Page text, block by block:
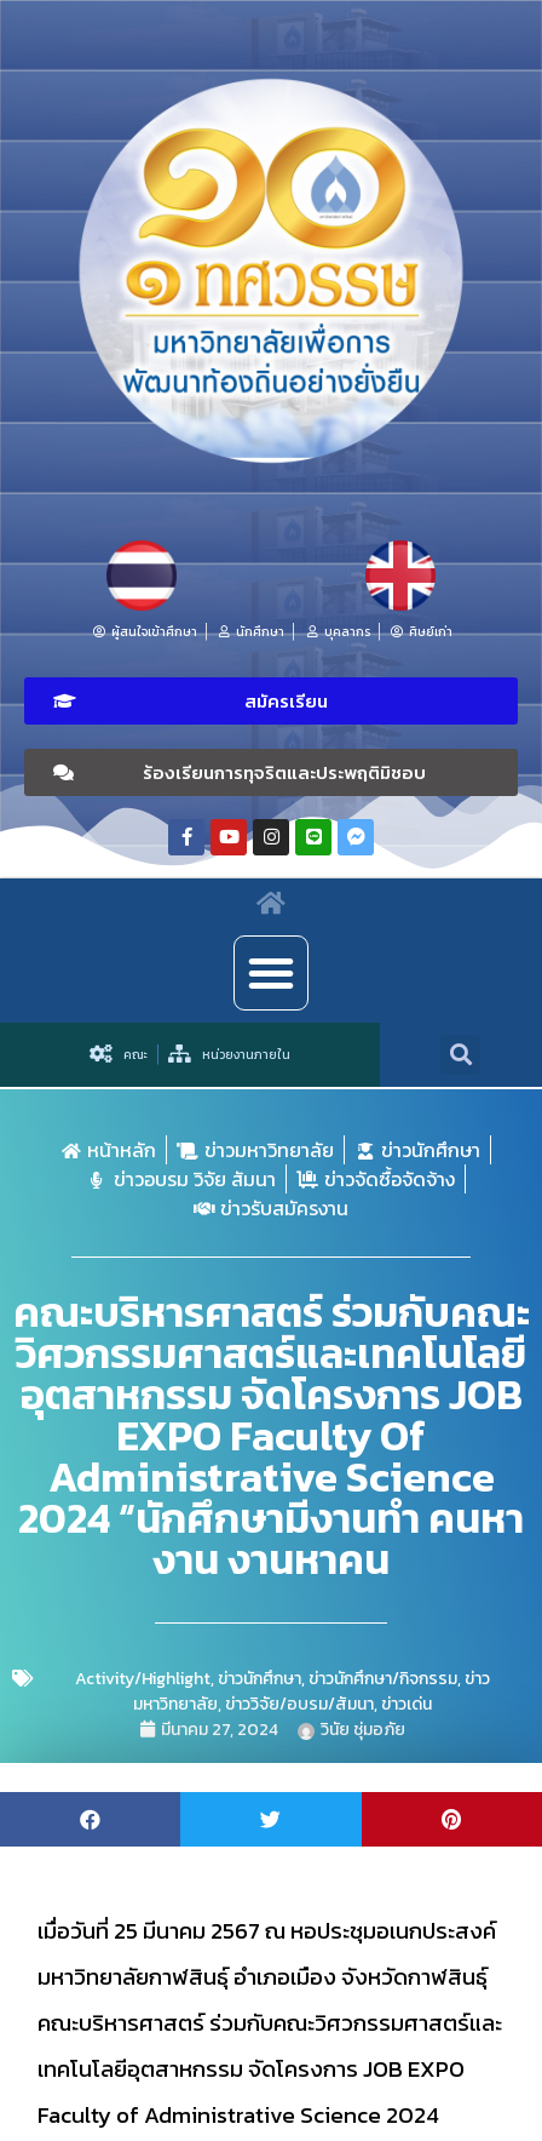
ผู้สนใจเข้าศึกษา นักศึกษา บุคลากร ศิษย์เก่า
สมัครเรียน
ร้องเรียนการทุจริตและประพฤติมิชอบ
คณะ หน่วยงานภายใน
หน้าหลัก ข่าวมหาวิทยาลัย
ข่าวนักศึกษา
ข่าวอบรม วิจัย สัมนา
ข่าวจัดซื้อจัดจ้าง
ข่าวรับสมัครงาน
คณะบริหารศาสตร์ ร่วมกับคณะ
วิศวกรรมศาสตร์และเทคโนโลยี
อุตสาหกรรม จัดโครงการ JOB
EXPO Faculty Of
Administrative Science
2024 “นักศึกษามีงานทำ คนหา
งาน งานหาคน
Activity/Highlight,ข่าวนักศึกษา,ข่าวนักศึกษา/กิจกรรม,ข่าว
มหาวิทยาลัย,ข่าววิจัย/อบรม/สัมนา,ข่าวเด่น
มีนาคม 27, 2024
วินัย ชุ่มอภัย
เมื่อวันที่ 25 มีนาคม 2567 ณ หอประชุมอเนกประสงค์
มหาวิทยาลัยกาฬสินธุ์ อำเภอเมือง จังหวัดกาฬสินธุ์
คณะบริหารศาสตร์ ร่วมกับคณะวิศวกรรมศาสตร์และ
เทคโนโลยีอุตสาหกรรม จัดโครงการ JOB EXPO
Faculty of Administrative Science 2024